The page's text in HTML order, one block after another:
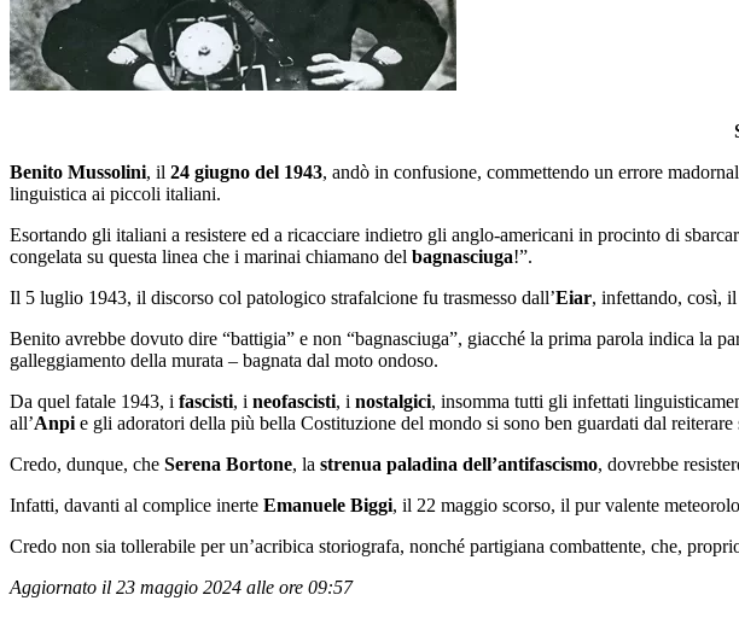
Benito Mussolini, il 24 giugno del 1943, andò in confusione, commettendo un errore
linguistica ai piccoli italiani.
Esortando gli italiani a resistere ed a ricacciare indietro gli anglo-americani in procinto di
congelata su questa linea che i marinai chiamano del bagnasciuga!”.
Il 5 luglio 1943, il discorso col patologico strafalcione fu trasmesso dall’Eiar, infettando, così,
Benito avrebbe dovuto dire “battigia” e non “bagnasciuga”, giacché la prima parola indica la
galleggiamento della murata – bagnata dal moto ondoso.
Da quel fatale 1943, i fascisti, i neofascisti, i nostalgici, insomma tutti gli infettati
all’Anpi e gli adoratori della più bella Costituzione del mondo si sono ben guardati dal
Credo, dunque, che Serena Bortone, la strenua paladina dell’antifascismo, dovrebbe
Infatti, davanti al complice inerte Emanuele Biggi, il 22 maggio scorso, il pur valente
Credo non sia tollerabile per un’acribica storiografa, nonché partigiana combattente, che,
Aggiornato il 23 maggio 2024 alle ore 09:57